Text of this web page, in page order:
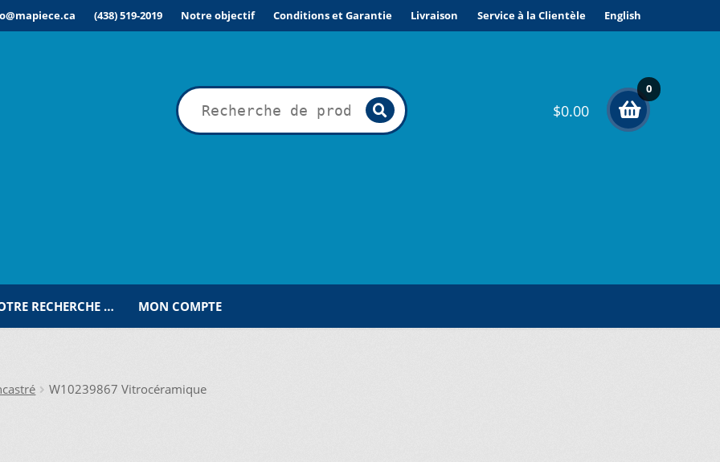
(438) 519-2019 Notre objectif Conditions et Garantie Livraison Service à la Clientèle English
$0.00
0
élé
RECHERCHE … MON COMPTE
POUR LA LIVRAISON OU LA CUEILLETTE
W10239867 Vitrocéramique